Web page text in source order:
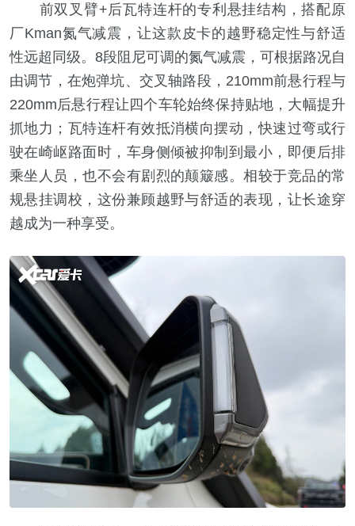
前双叉臂+后瓦特连杆的专利悬挂结构，搭配原
厂Kman氮气减震，让这款皮卡的越野稳定性与舒适
性远超同级。8段阻尼可调的氮气减震，可根据路况自
由调节，在炮弹坑、交叉轴路段，210mm前悬行程与
220mm后悬行程让四个车轮始终保持贴地，大幅提升
抓地力；瓦特连杆有效抵消横向摆动，快速过弯或行
驶在崎岖路面时，车身侧倾被抑制到最小，即便后排
乘坐人员，也不会有剧烈的颠簸感。相较于竞品的常
规悬挂调校，这份兼顾越野与舒适的表现，让长途穿
越成为一种享受。